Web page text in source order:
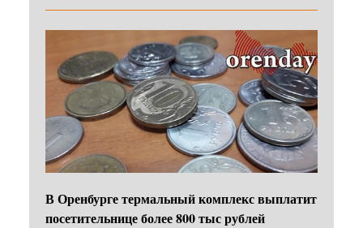
В Оренбурге термальный комплекс выплатит
посетительнице более 800 тыс рублей